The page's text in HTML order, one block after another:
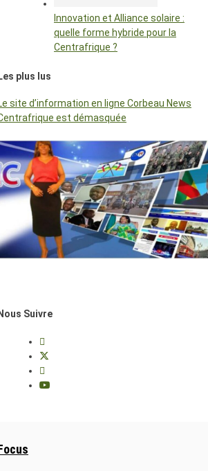
Innovation et Alliance solaire :
quelle forme hybride pour la
Centrafrique ?
Les plus lus
site d’information en ligne Corbeau News
est démasquée
Nous Suivre